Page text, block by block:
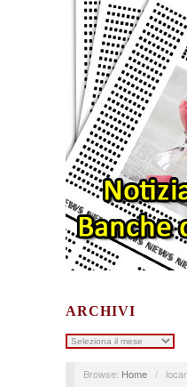
ARCHIVI
Archivi
Browse: Home /